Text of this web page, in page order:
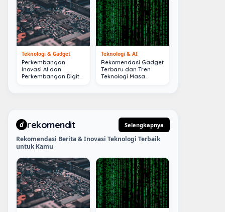
Teknologi & Gadget
Perkembangan
Inovasi AI dan
Perkembangan Digital
Teknologi & AI
Rekomendasi Gadget
Terbaru dan Tren
Teknologi Masa
d rekomendit Selengkapnya
Rekomendasi Berita & Inovasi Teknologi Terbaik
untuk Kamu